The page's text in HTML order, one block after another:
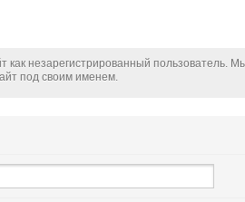
незарегистрированный пользователь.
под своим именем.